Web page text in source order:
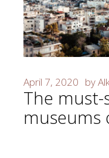
April 7, 2020 by
The must-
museums